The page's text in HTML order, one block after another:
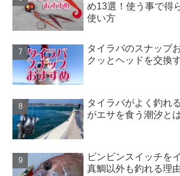
め13選！使う事で得
使い方
タイラバのスナップ
クッとヘッドを交換
タイラバがよく釣れ
がエサを食う潮汐と
ビンビンスイッチを
真鯛以外も釣れる理